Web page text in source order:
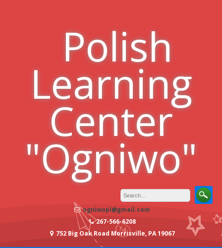
Polish
Learning
Center
"Ogniwo"
ogniwopl@gmail.com
267-566-6208
752 Big Oak Road Morrisville, PA 19067